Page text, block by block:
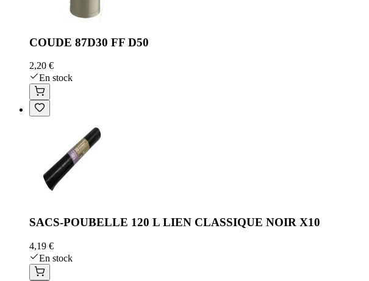
COUDE 87D30 FF D50
2,20 €
En stock
SACS-POUBELLE 120 L LIEN CLASSIQUE NOIR X10
4,19 €
En stock